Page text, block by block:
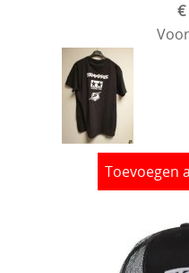
€
Toevoegen